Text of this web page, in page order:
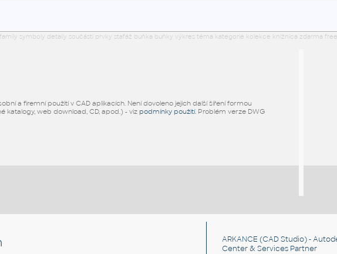
symboly detaily součásti prvky stafáž buňka buňky výkres téma kategorie kolekce knižnica zdarma
a firemní použití v CAD aplikacích. Není dovoleno jejich další šíření formou
katalogy, web download, CD, apod.) - viz podmínky použití. Problém verze DWG
ARKANCE (CAD Studio) -
Center & Services Partner